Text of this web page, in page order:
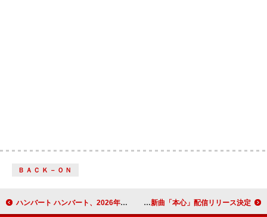
ＢＡＣＫ－ＯＮ
ハンバート ハンバート、2026年4月から東名阪クアトロツアー開催 GENERATIONS、新曲「本心」配信リリース決定